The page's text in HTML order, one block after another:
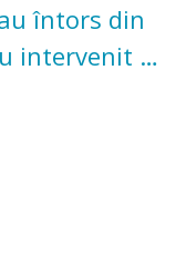
întors din
intervenit la